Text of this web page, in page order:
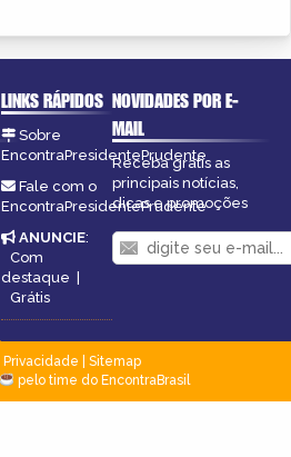
LINKS RÁPIDOS
Sobre
EncontraPresidentePrudente
Fale com o
EncontraPresidentePrudente
ANUNCIE:
Com
destaque |
Grátis
NOVIDADES POR E-
MAIL
Receba grátis as
principais notícias,
dicas e promoções
Privacidade
Sitemap
pelo time do EncontraBrasil